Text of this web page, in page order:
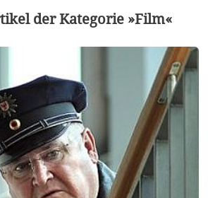
der Kategorie »Film«